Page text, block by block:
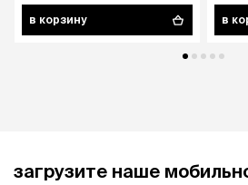
в корзину в
загрузите наше